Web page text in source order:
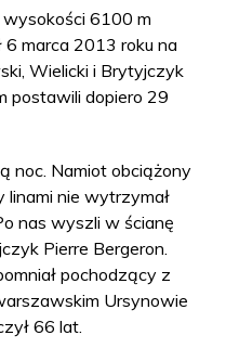
6100 m
6 marca 2013 roku na
Wielicki i Brytyjczyk
postawili dopiero 29
noc. Namiot obciążony
linami nie wytrzymał
nas wyszli w ścianę
Pierre Bergeron.
pochodzący z
Ursynowie
66 lat.